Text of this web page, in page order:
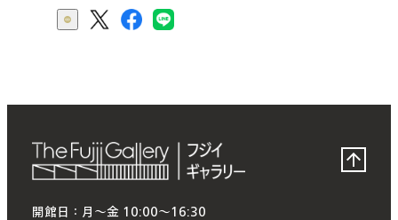
開館日：月〜金 10:00〜16:30